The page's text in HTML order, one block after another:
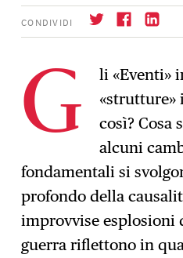
CONDIVIDI
→ Iscrizione
G
li «Eventi»
«strutture»
così? Cosa
alcuni
fondamentali si
profondo della
improvvise esplosioni
guerra riflettono in